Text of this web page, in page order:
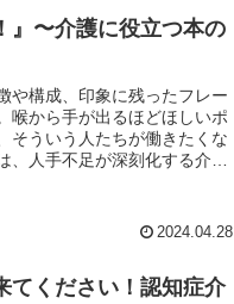
』〜介護に役立つ本の
や構成、印象に残ったフレー
喉から手が出るほどほしいポ
そういう人たちが働きたくな
人手不足が深刻化する介護
2024.04.28
てください！認知症介